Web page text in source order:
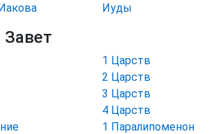
Иуды
Завет
1 Царств
2 Царств
3 Царств
4 Царств
1 Паралипоменон